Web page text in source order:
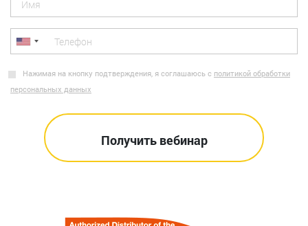
Нажимая на кнопку подтверждения, я соглашаюсь с политикой обработки
персональных данных